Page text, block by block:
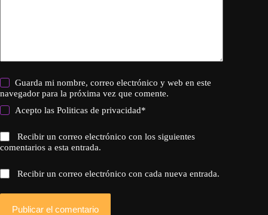
Guarda mi nombre, correo electrónico y web en este
navegador para la próxima vez que comente.
Acepto lasPoliticas de privacidad*
Recibir un correo electrónico con los siguientes
comentarios a esta entrada.
Recibir un correo electrónico con cada nueva entrada.
Publicar el comentario